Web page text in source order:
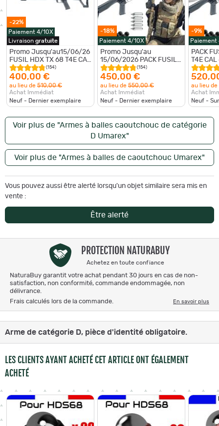
-22%
Paiement 4/10X
Livraison gratuite
Promo Jusqu'au15/06/26
FUSIL HDX TX 68 T4E CAL
68 - 16J
(154)
400,00 €
au lieu de 510,00 €
Achat Immédiat
Neuf - Dernier exemplaire
-18%
Paiement 4/10X
Promo Jusqu'au
15/06/2026 PACK FUSIL
HDX TX 68 T4E CAL 68 -
16J avec 50 billes 0.68 et
5 cartouches
(154)
450,00 €
au lieu de 550,00 €
Achat Immédiat
Neuf - Dernier exemplaire
-9%
PACK
T4E
billes et
Co²+
au lieu de
Achat
Neuf -
Voir plus de "Armes à balles caoutchouc de catégorie
D Umarex"
Voir plus de "Armes à balles de caoutchouc Umarex"
Vous pouvez aussi être alerté lorsqu'un objet similaire sera mis en
vente :
Être alerté
PROTECTION NATURABUY
Achetez en toute confiance
NaturaBuy garantit votre achat pendant 30 jours en cas de non-
satisfaction, non conformité, commande endommagée, non
délivrance.
Frais calculés lors de la commande.
En savoir plus
Arme de catégorie D, pièce d'identité obligatoire.
LES CLIENTS AYANT ACHETÉ CET ARTICLE ONT ÉGALEMENT
ACHETÉ